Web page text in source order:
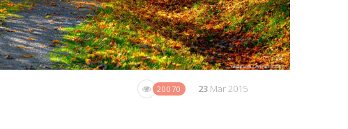
20070 23 Mar 2015